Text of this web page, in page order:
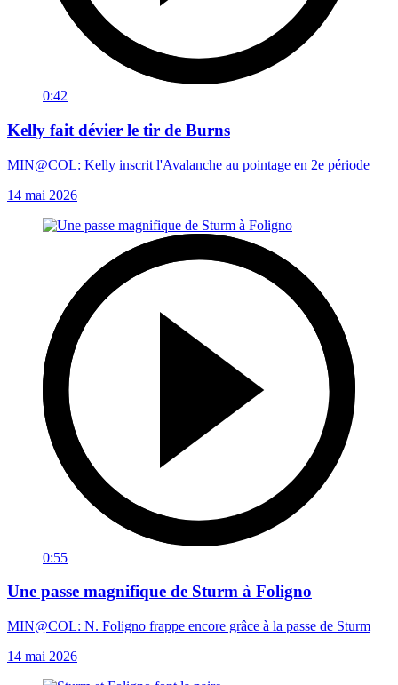
0:42
Kelly fait dévier le tir de Burns
MIN@COL: Kelly inscrit l'Avalanche au pointage en 2e période
14 mai 2026
0:55
Une passe magnifique de Sturm à Foligno
MIN@COL: N. Foligno frappe encore grâce à la passe de Sturm
14 mai 2026